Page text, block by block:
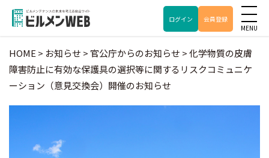
ログイン 会員登録
HOME > お知らせ > 官公庁からのお知らせ >化学物質の皮膚
障害防止に有効な保護具の選択等に関するリスクコミュニケ
ーション（意見交換会）開催のお知らせ